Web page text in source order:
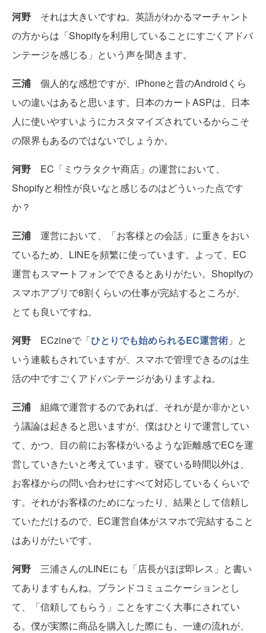
河野 それは大きいですね。英語がわかるマーチャント
の方からは「Shopifyを利用していることにすごくアドバ
ンテージを感じる」という声を聞きます。
三浦 個人的な感想ですが、iPhoneと昔のAndroidくら
いの違いはあると思います。日本のカートASPは、日本
人に使いやすいようにカスタマイズされているからこそ
の限界もあるのではないでしょうか。
河野 EC「ミウラタクヤ商店」の運営において、
Shopifyと相性が良いなと感じるのはどういった点です
か？
三浦 運営において、「お客様との会話」に重きをおい
ているため、LINEを頻繁に使っています。よって、EC
運営もスマートフォンでできるとありがたい。Shopifyの
スマホアプリで8割くらいの仕事が完結するところが、
とても良いですね。
河野 ECzineで「ひとりでも始められるEC運営術 」と
いう連載もされていますが、スマホで管理できるのは生
活の中ですごくアドバンテージがありますよね。
三浦 組織で運営するのであれば、それが是か非かとい
う議論は起きると思いますが、僕はひとりで運営してい
て、かつ、目の前にお客様がいるような距離感でECを運
営していきたいと考えています。寝ている時間以外は、
お客様からの問い合わせにすべて対応しているくらいで
す。それがお客様のためになったり、結果として信頼し
ていただけるので、EC運営自体がスマホで完結すること
はありがたいです。
河野 三浦さんのLINEにも「店長がほぼ即レス」と書い
てありますもんね。ブランドコミュニケーションとし
て、「信頼してもらう」ことをすごく大事にされてい
る。僕が実際に商品を購入した際にも、一連の流れが、